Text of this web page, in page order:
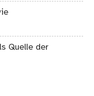
Quelle der